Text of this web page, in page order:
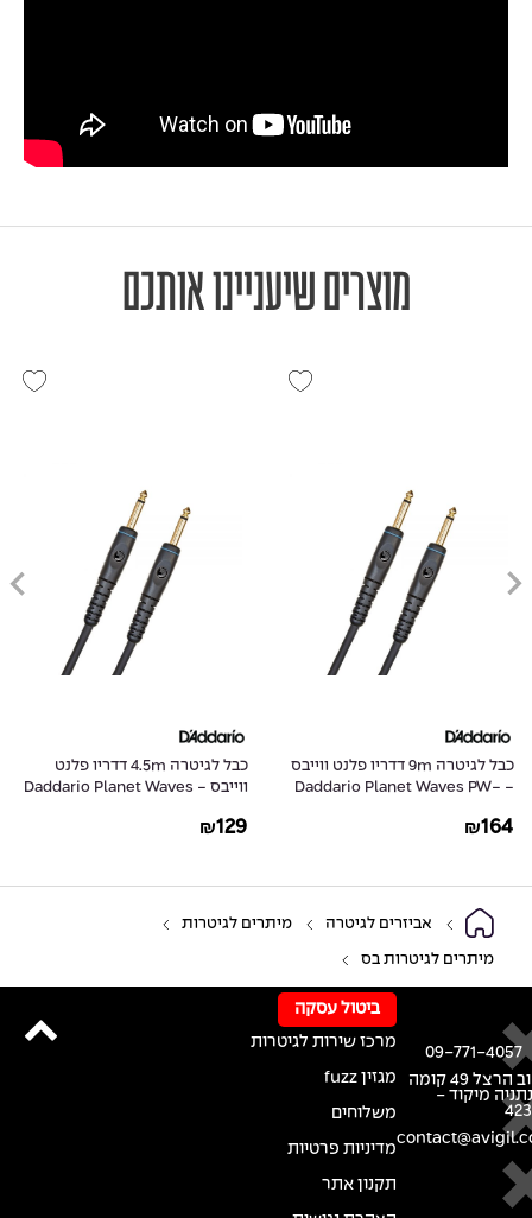
מוצרים שיעניינו אותכם
כבל לגיטרה 9m דדריו פלנט ווייבס
- Daddario Planet Waves PW-
₪164
כבל לגיטרה 4.5m דדריו פלנט
ווייבס - Daddario Planet Waves
₪129
אביזרים לגיטרה מיתרים לגיטרות
מיתרים לגיטרות בס
רחוב הרצל 49 קומה
מיקוד -
09-771-4057
ביטול עסקה
מרכז שירות לגיטרות
מגזין fuzz
משלוחים
מדיניות פרטיות
תקנון אתר